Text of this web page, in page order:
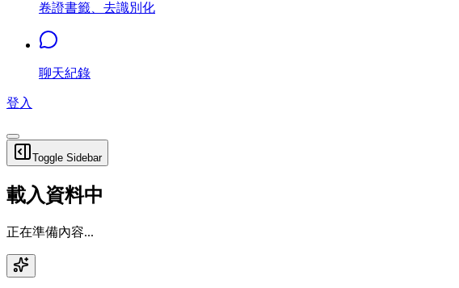
卷證書籤、去識別化
聊天紀錄
登入
Toggle Sidebar
載入資料中
正在準備內容...